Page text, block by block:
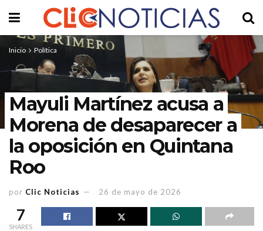
Inicio Política
Mayuli Martínez acusa a
Morena de desaparecer a
la oposición en Quintana
Roo
por Clic Noticias 26 de mayo de 2026
7
SHARES